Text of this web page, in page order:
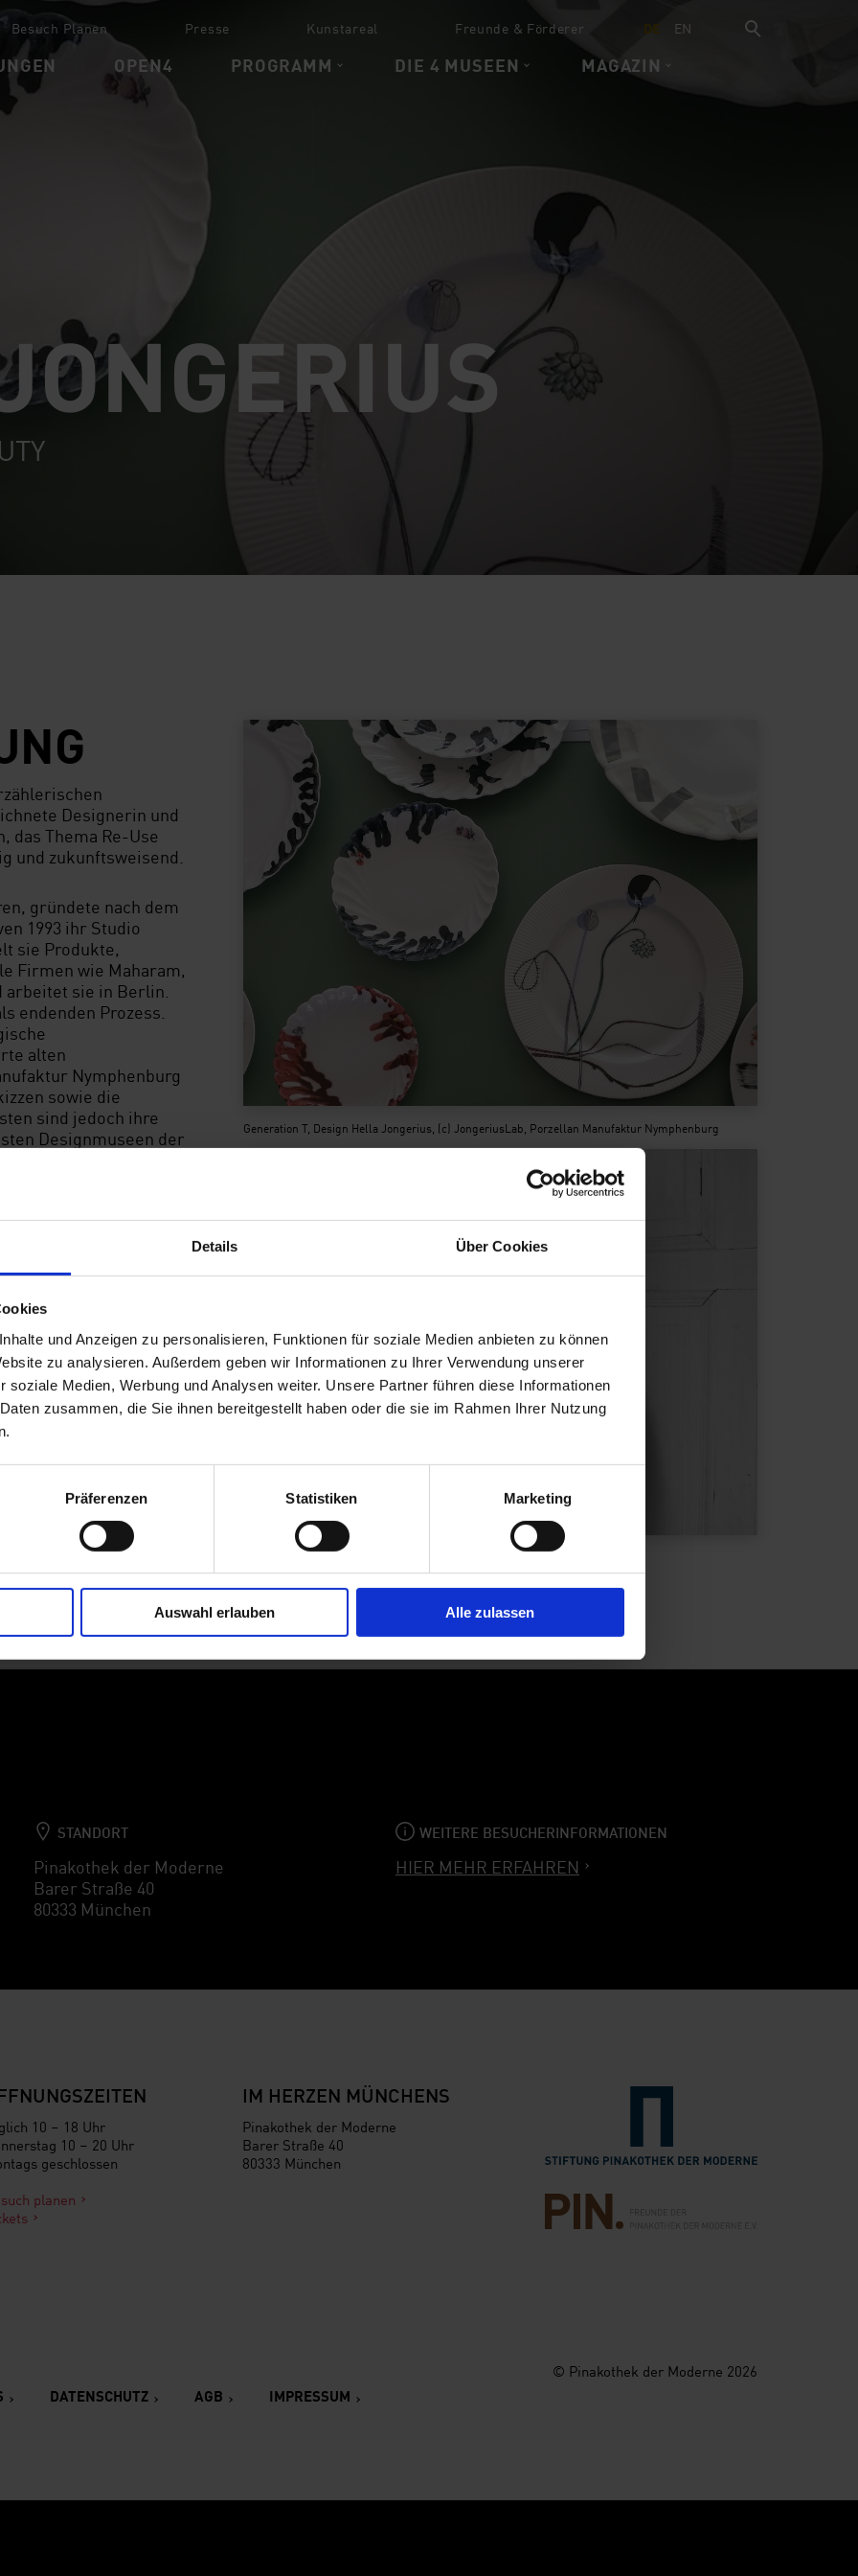
Details Über Cookies
und Anzeigen zu personalisieren, Funktionen für soziale Medien anbieten zu können
zu analysieren. Außerdem geben wir Informationen zu Ihrer Verwendung unserer
soziale Medien, Werbung und Analysen weiter. Unsere Partner führen diese Informationen
zusammen, die Sie ihnen bereitgestellt haben oder die sie im Rahmen Ihrer Nutzung
Präferenzen Statistiken Marketing
Auswahl erlauben Alle zulassen
Besuch Planen Presse Kunstareal Freunde & Förderer DE EN
OPEN4 PROGRAMM DIE 4 MUSEEN MAGAZIN
Designerin und
das Thema Re-Use
und zukunftsweisend.
gründete nach dem
1993 ihr Studio
sie Produkte,
Firmen wie Maharam,
arbeitet sie in Berlin.
endenden Prozess.
alten
Nymphenburg
sowie die
sind jedoch ihre
Designmuseen der
ist die letzte
im Jahre 1747 wird
die hohe Kunst
bedeutet dort bis
in Techniken, die
und bewahrt werden.
in München
Service und Artefakte
zum heutigen Tag
und
– The Design
anlässlich der
Generation T, Design Hella Jongerius, (c) JongeriusLab, Porzellan Manufaktur Nymphenburg
Foto: Portrait Hella Jongerius, Nick Ballon for Maharam
STANDORT
Pinakothek der Moderne
Barer Straße 40
80333 München
WEITERE BESUCHERINFORMATIONEN
HIER MEHR ERFAHREN
10 – 18 Uhr
10 – 20 Uhr
geschlossen
planen
IM HERZEN MÜNCHENS
Pinakothek der Moderne
Barer Straße 40
80333 München
Verlinkung zur Seite der Stiftung
Verlinkung zur Seite des Freunde der
© Pinakothek der Moderne 2026
DATENSCHUTZ AGB IMPRESSUM